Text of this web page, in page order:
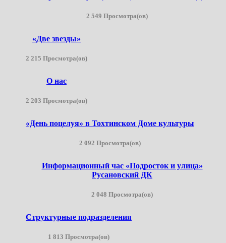
2 549 Просмотра(ов)
«Две звезды»
2 215 Просмотра(ов)
О нас
2 203 Просмотра(ов)
«День поцелуя» в Тохтинском Доме культуры
2 092 Просмотра(ов)
Информационный час «Подросток и улица»
Русановский ДК
2 048 Просмотра(ов)
Структурные подразделения
1 813 Просмотра(ов)